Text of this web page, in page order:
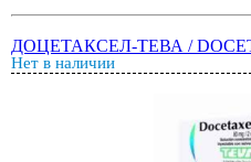
ДОЦЕТАКСЕЛ-ТЕВА /
Нет в наличии